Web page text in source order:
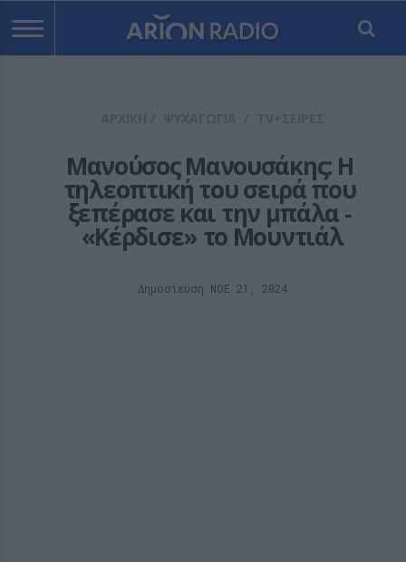
Μανούσος Μανουσάκης: Η
τηλεοπτική του σειρά που
ξεπέρασε και την μπάλα ‑
«Κέρδισε» το Μουντιάλ
Δημοσίευση ΝΟE 21, 2024